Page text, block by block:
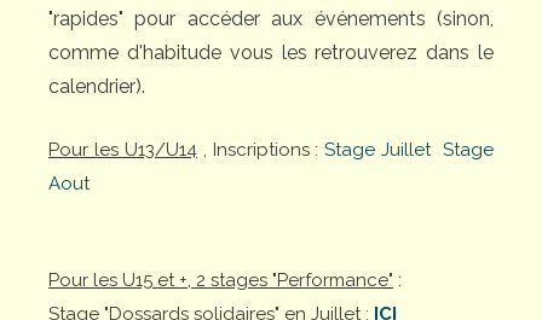
"rapides" pour accéder aux événements (sinon,
comme d'habitude vous les retrouverez dans le
calendrier).
Pour les U13/U14, Inscriptions :Stage Juillet Stage
Aout
Pour les U15 et +, 2 stages "Performance" :
Stage "Dossards solidaires" en Juillet : ICI